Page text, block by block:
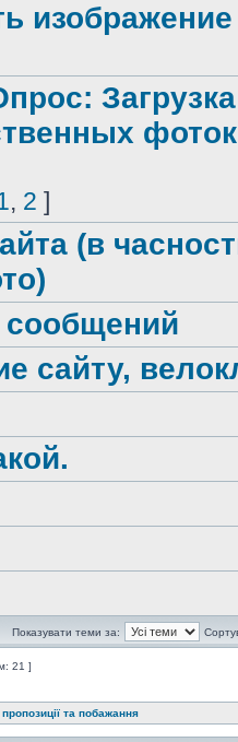
Загрузка
, 2 ]
(в
сообщений
сайту,
Показувати теми за:
21 ]
та побажання